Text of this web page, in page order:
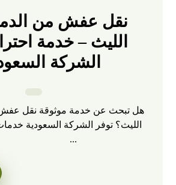
نقل عفش من
الليث – خدمة
الشركة
هل تبحث عن خدمة موثوقة نقل عفش
الليث؟ توفر الشركة السعودية
...